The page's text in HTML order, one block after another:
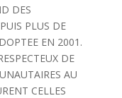
DES
PLUS DE
EN 2001.
DE
AU
CELLES